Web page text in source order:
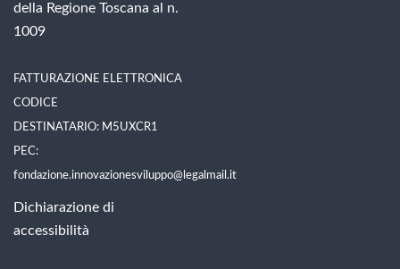
della Regione Toscana al n.
1009
FATTURAZIONE ELETTRONICA
CODICE
DESTINATARIO: M5UXCR1
PEC:
fondazione.innovazionesviluppo@legalmail.it
Dichiarazione di
accessibilità